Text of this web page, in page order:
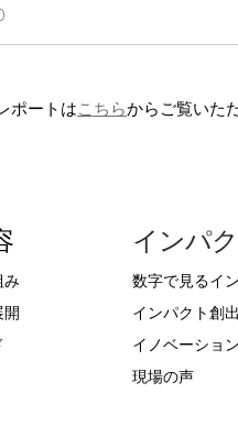
ポートはこちらからご覧いた
み
開
インパ
数字で見るイ
インパクト創
イノベーション
現場の声